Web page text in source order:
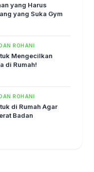
yang Harus
yang Suka Gym
ROHANI
Mengecilkan
di Rumah!
ROHANI
di Rumah Agar
Badan